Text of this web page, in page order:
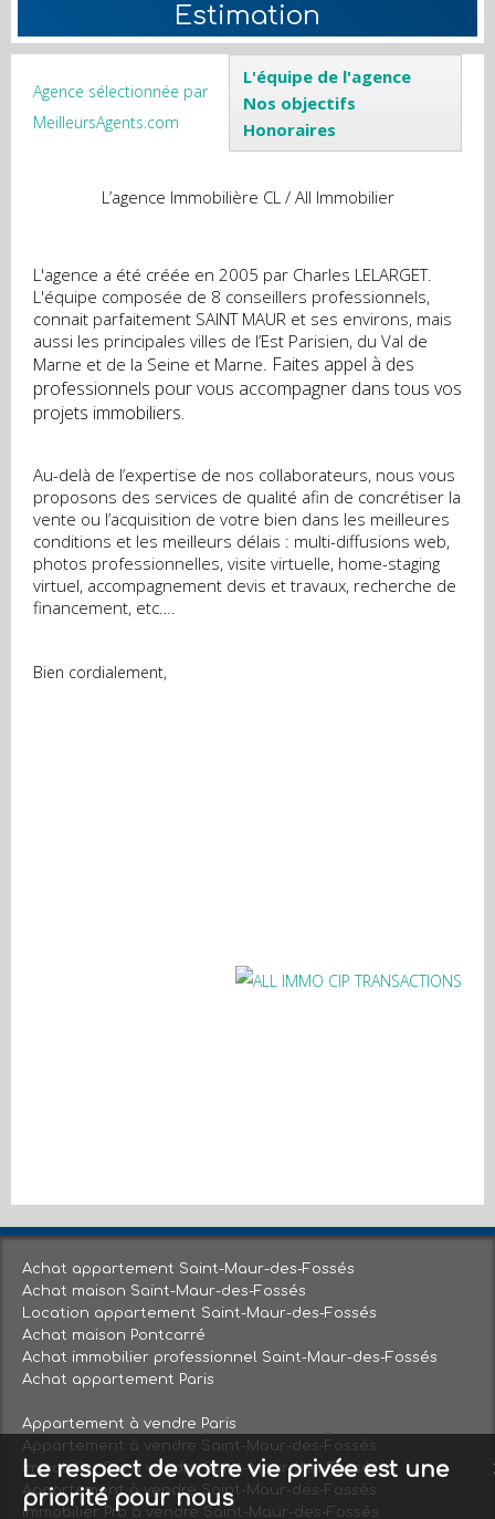
Estimation
L'équipe de l'agence
Nos objectifs
Honoraires
Agence sélectionnée par
MeilleursAgents.com
L’agence Immobilière CL / All Immobilier
L'agence a été créée en 2005 par Charles LELARGET.
L'équipe composée de 8 conseillers professionnels,
connait parfaitement SAINT MAUR et ses environs, mais
aussi les principales villes de l’Est Parisien, du Val de
Marne et de la Seine et Marne. Faites appel à des
professionnels pour vous accompagner dans tous vos
projets immobiliers.
Au-delà de l’expertise de nos collaborateurs, nous vous
proposons des services de qualité afin de concrétiser la
vente ou l’acquisition de votre bien dans les meilleures
conditions et les meilleurs délais : multi-diffusions web,
photos professionnelles, visite virtuelle, home-staging
virtuel, accompagnement devis et travaux, recherche de
financement, etc….
Bien cordialement,
Achat appartement Saint-Maur-des-Fossés
Achat maison Saint-Maur-des-Fossés
Location appartement Saint-Maur-des-Fossés
Achat maison Pontcarré
Achat immobilier professionnel Saint-Maur-des-Fossés
Achat appartement Paris
Appartement à vendre Paris
Appartement à vendre Saint-Maur-des-Fossés
Immobilier Pro à vendre Saint-Maur-des-Fossés
Appartement à vendre Saint-Maur-des-Fossés
Immobilier Pro à vendre Saint-Maur-des-Fossés
Le respect de votre vie privée est une
priorité pour nous